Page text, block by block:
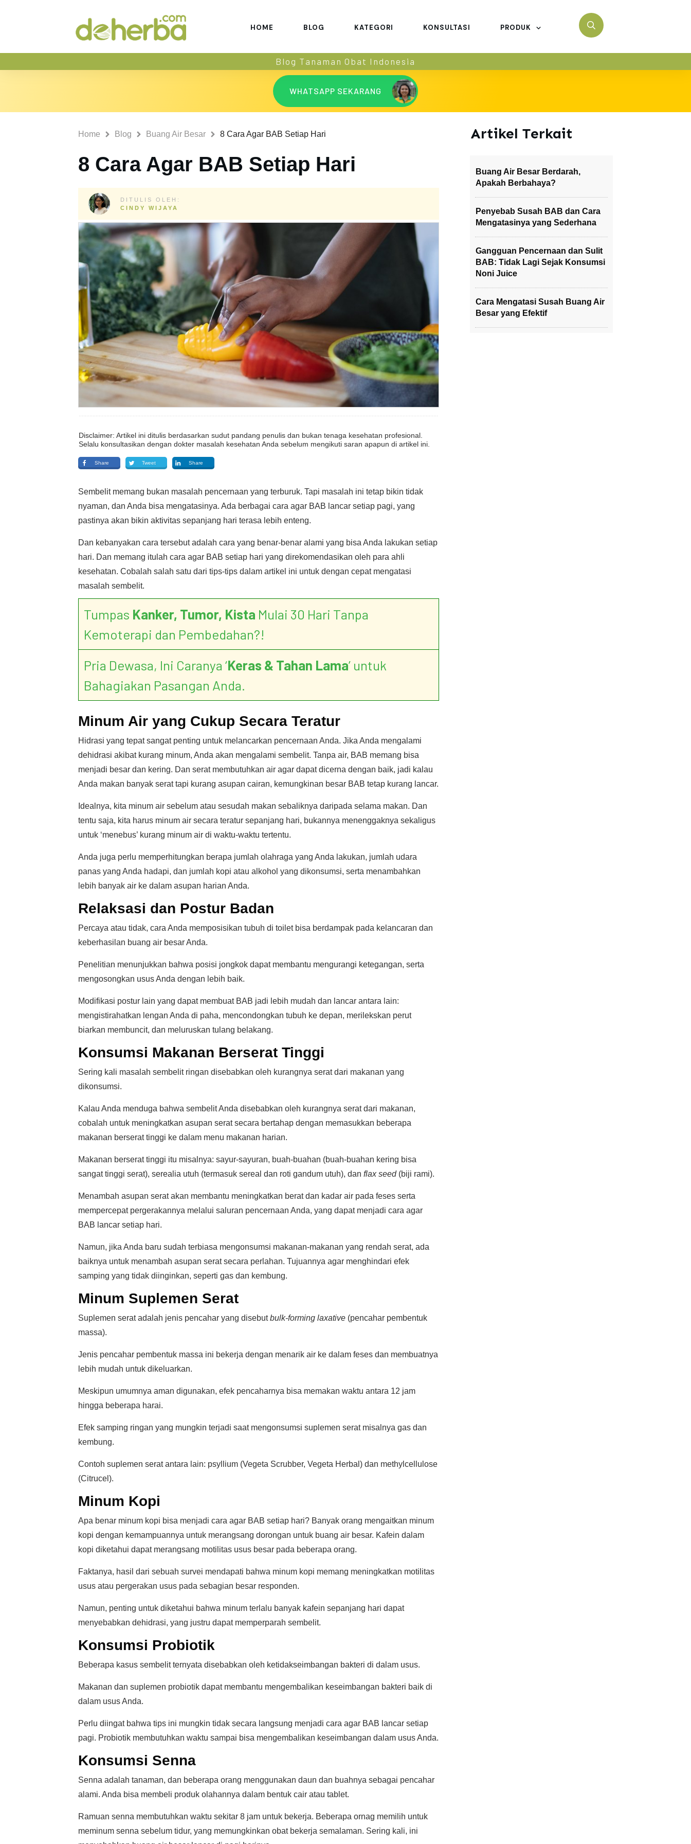
HOME BLOG KATEGORI KONSULTASI PRODUK
Blog Tanaman Obat Indonesia
WHATSAPP SEKARANG
Home Blog Buang Air Besar 8 Cara Agar BAB Setiap Hari
8 Cara Agar BAB Setiap Hari
DITULIS OLEH:
CINDY WIJAYA
Disclaimer: Artikel ini ditulis berdasarkan sudut pandang penulis dan bukan tenaga kesehatan profesional.
Selalu konsultasikan dengan dokter masalah kesehatan Anda sebelum mengikuti saran apapun di artikel ini.
Share Tweet Share
Sembelit memang bukan masalah pencernaan yang terburuk. Tapi masalah ini tetap bikin tidak
nyaman, dan Anda bisa mengatasinya. Ada berbagai cara agar BAB lancar setiap pagi, yang
pastinya akan bikin aktivitas sepanjang hari terasa lebih enteng.
Dan kebanyakan cara tersebut adalah cara yang benar-benar alami yang bisa Anda lakukan setiap
hari. Dan memang itulah cara agar BAB setiap hari yang direkomendasikan oleh para ahli
kesehatan. Cobalah salah satu dari tips-tips dalam artikel ini untuk dengan cepat mengatasi
masalah sembelit.
Tumpas Kanker, Tumor, Kista Mulai 30 Hari Tanpa
Kemoterapi dan Pembedahan?!
Pria Dewasa, Ini Caranya ‘Keras & Tahan Lama’ untuk
Bahagiakan Pasangan Anda.
Minum Air yang Cukup Secara Teratur
Hidrasi yang tepat sangat penting untuk melancarkan pencernaan Anda. Jika Anda mengalami
dehidrasi akibat kurang minum, Anda akan mengalami sembelit. Tanpa air, BAB memang bisa
menjadi besar dan kering. Dan serat membutuhkan air agar dapat dicerna dengan baik, jadi kalau
Anda makan banyak serat tapi kurang asupan cairan, kemungkinan besar BAB tetap kurang lancar.
Idealnya, kita minum air sebelum atau sesudah makan sebaliknya daripada selama makan. Dan
tentu saja, kita harus minum air secara teratur sepanjang hari, bukannya menenggaknya sekaligus
untuk ‘menebus’ kurang minum air di waktu-waktu tertentu.
Anda juga perlu memperhitungkan berapa jumlah olahraga yang Anda lakukan, jumlah udara
panas yang Anda hadapi, dan jumlah kopi atau alkohol yang dikonsumsi, serta menambahkan
lebih banyak air ke dalam asupan harian Anda.
Relaksasi dan Postur Badan
Percaya atau tidak, cara Anda memposisikan tubuh di toilet bisa berdampak pada kelancaran dan
keberhasilan buang air besar Anda.
Penelitian menunjukkan bahwa posisi jongkok dapat membantu mengurangi ketegangan, serta
mengosongkan usus Anda dengan lebih baik.
Modifikasi postur lain yang dapat membuat BAB jadi lebih mudah dan lancar antara lain:
mengistirahatkan lengan Anda di paha, mencondongkan tubuh ke depan, merilekskan perut
biarkan membuncit, dan meluruskan tulang belakang.
Konsumsi Makanan Berserat Tinggi
Sering kali masalah sembelit ringan disebabkan oleh kurangnya serat dari makanan yang
dikonsumsi.
Kalau Anda menduga bahwa sembelit Anda disebabkan oleh kurangnya serat dari makanan,
cobalah untuk meningkatkan asupan serat secara bertahap dengan memasukkan beberapa
makanan berserat tinggi ke dalam menu makanan harian.
Makanan berserat tinggi itu misalnya: sayur-sayuran, buah-buahan (buah-buahan kering bisa
sangat tinggi serat), serealia utuh (termasuk sereal dan roti gandum utuh), dan flax seed (biji rami).
Menambah asupan serat akan membantu meningkatkan berat dan kadar air pada feses serta
mempercepat pergerakannya melalui saluran pencernaan Anda, yang dapat menjadi cara agar
BAB lancar setiap hari.
Namun, jika Anda baru sudah terbiasa mengonsumsi makanan-makanan yang rendah serat, ada
baiknya untuk menambah asupan serat secara perlahan. Tujuannya agar menghindari efek
samping yang tidak diinginkan, seperti gas dan kembung.
Minum Suplemen Serat
Suplemen serat adalah jenis pencahar yang disebutbulk-forming laxative (pencahar pembentuk
massa).
Jenis pencahar pembentuk massa ini bekerja dengan menarik air ke dalam feses dan membuatnya
lebih mudah untuk dikeluarkan.
Meskipun umumnya aman digunakan, efek pencaharnya bisa memakan waktu antara 12 jam
hingga beberapa harai.
Efek samping ringan yang mungkin terjadi saat mengonsumsi suplemen serat misalnya gas dan
kembung.
Contoh suplemen serat antara lain: psyllium (Vegeta Scrubber, Vegeta Herbal) dan methylcellulose
(Citrucel).
Minum Kopi
Apa benar minum kopi bisa menjadi cara agar BAB setiap hari? Banyak orang mengaitkan minum
kopi dengan kemampuannya untuk merangsang dorongan untuk buang air besar. Kafein dalam
kopi diketahui dapat merangsang motilitas usus besar pada beberapa orang.
Faktanya, hasil dari sebuah survei mendapati bahwa minum kopi memang meningkatkan motilitas
usus atau pergerakan usus pada sebagian besar responden.
Namun, penting untuk diketahui bahwa minum terlalu banyak kafein sepanjang hari dapat
menyebabkan dehidrasi, yang justru dapat memperparah sembelit.
Konsumsi Probiotik
Beberapa kasus sembelit ternyata disebabkan oleh ketidakseimbangan bakteri di dalam usus.
Makanan dan suplemen probiotik dapat membantu mengembalikan keseimbangan bakteri baik di
dalam usus Anda.
Perlu diingat bahwa tips ini mungkin tidak secara langsung menjadi cara agar BAB lancar setiap
pagi. Probiotik membutuhkan waktu sampai bisa mengembalikan keseimbangan dalam usus Anda.
Konsumsi Senna
Senna adalah tanaman, dan beberapa orang menggunakan daun dan buahnya sebagai pencahar
alami. Anda bisa membeli produk olahannya dalam bentuk cair atau tablet.
Ramuan senna membutuhkan waktu sekitar 8 jam untuk bekerja. Beberapa ornag memilih untuk
meminum senna sebelum tidur, yang memungkinkan obat bekerja semalaman. Sering kali, ini
Artikel Terkait
Buang Air Besar Berdarah,
Apakah Berbahaya?
Penyebab Susah BAB dan Cara
Mengatasinya yang Sederhana
Gangguan Pencernaan dan Sulit
BAB: Tidak Lagi Sejak Konsumsi
Noni Juice
Cara Mengatasi Susah Buang Air
Besar yang Efektif